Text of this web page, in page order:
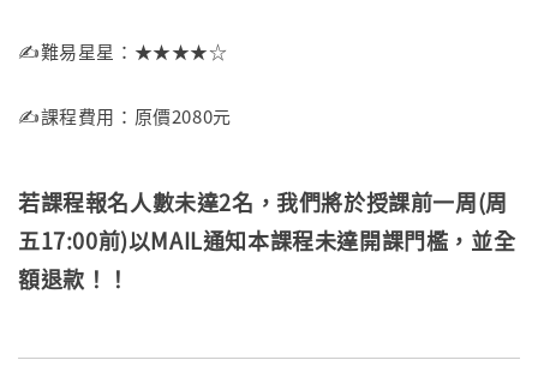
✍️難易星星：★★★★☆
✍️課程費用：原價2080元
若課程報名人數未達2名，我們將於授課前一周(周
五17:00前)以MAIL通知本課程未達開課門檻， 並全
額退款！！